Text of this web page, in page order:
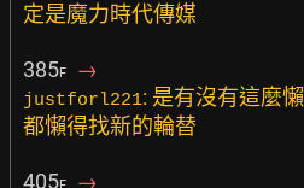
定是魔力時代傳媒
385F →
justforl221: 是有沒有這麼
都懶得找新的輪替
405 →